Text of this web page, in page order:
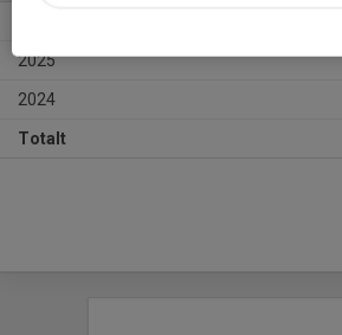
2025
2024
Totalt